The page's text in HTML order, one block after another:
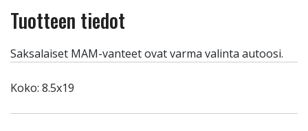
Tuotteen tiedot
Saksalaiset MAM-vanteet ovat varma valinta autoosi.
Koko: 8.5x19